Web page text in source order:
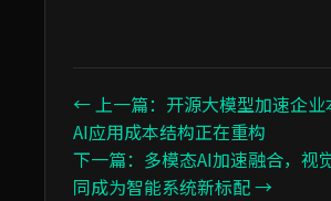
← 上一篇：开源大模型加速企业
AI应用成本结构正在重构
下一篇：多模态AI加速融合，视
同成为智能系统新标配 →